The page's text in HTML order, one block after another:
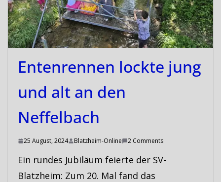
Entenrennen lockte jung
und alt an den
Neffelbach
25 August, 2024 Blatzheim-Online 2 Comments
Ein rundes Jubiläum feierte der SV-
Blatzheim: Zum 20. Mal fand das